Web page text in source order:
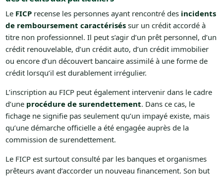
Le FICPrecense les personnes ayant rencontré des incidents
de remboursement caractériséssur un crédit accordé à
titre non professionnel. Il peut s’agir d’un prêt personnel, d’un
crédit renouvelable, d’un crédit auto, d’un crédit immobilier
ou encore d’un découvert bancaire assimilé à une forme de
crédit lorsqu’il est durablement irrégulier.
L’inscription au FICP peut également intervenir dans le cadre
d’une procédure de surendettement. Dans ce cas, le
fichage ne signifie pas seulement qu’un impayé existe, mais
qu’une démarche officielle a été engagée auprès de la
commission de surendettement.
Le FICP est surtout consulté par les banques et organismes
prêteurs avant d’accorder un nouveau financement. Son but